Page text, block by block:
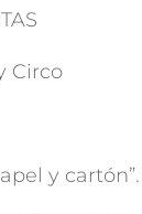
Circo
y